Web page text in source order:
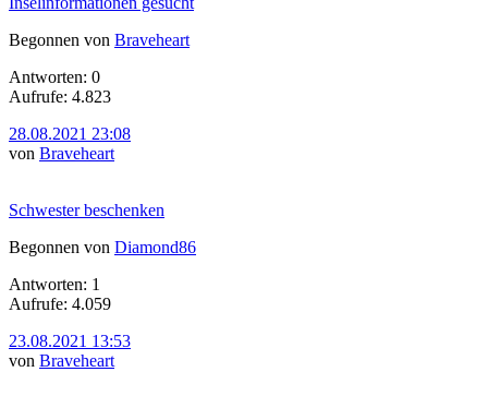
Begonnen von Braveheart
Antworten: 0
Aufrufe: 4.823
28.08.2021 23:08
von Braveheart
Schwester beschenken
Begonnen von Diamond86
Antworten: 1
Aufrufe: 4.059
23.08.2021 13:53
von Braveheart